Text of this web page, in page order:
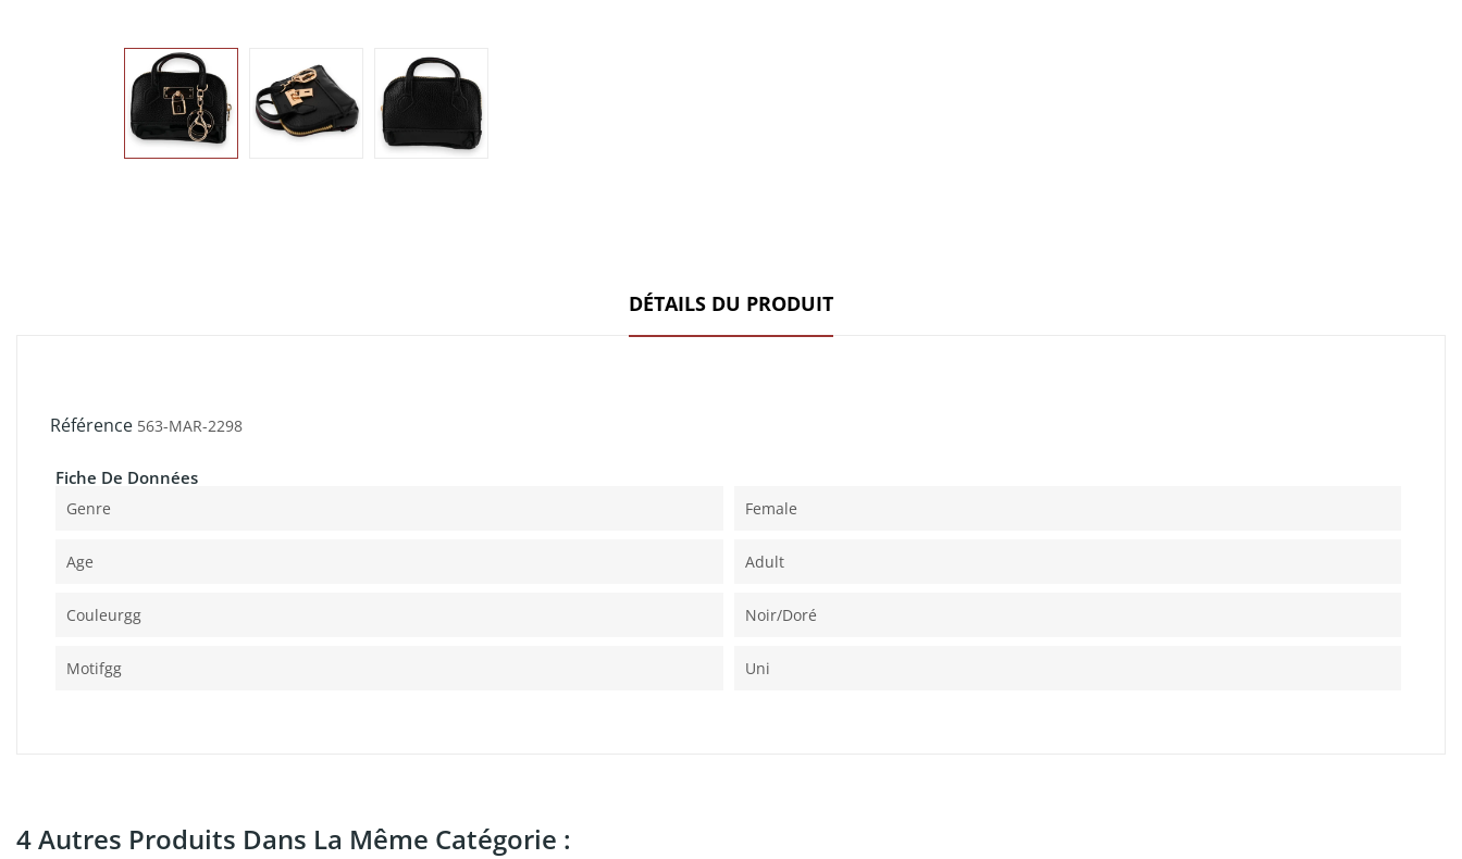
DÉTAILS DU PRODUIT
Référence 563-MAR-2298
Fiche De Données
Genre Female
Age Adult
Couleurgg Noir/doré
Motifgg Uni
4 Autres Produits Dans La Même Catégorie :